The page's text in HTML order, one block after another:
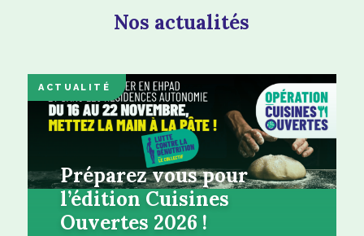
Nos actualités
ACTUALITÉ
Préparez vous pour
l’édition Cuisines
Ouvertes 2026 !